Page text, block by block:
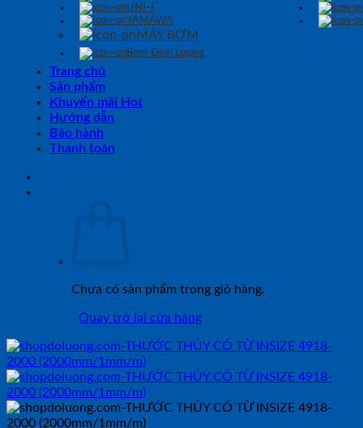
UNI-T
YAMAWA
MÁY BƠM
Bơm Định Lượng
Trang chủ
Sản phẩm
Khuyến mãi Hot
Hướng dẫn
Bảo hành
Thanh toán
Chưa có sản phẩm trong giỏ hàng.
Quay trở lại cửa hàng